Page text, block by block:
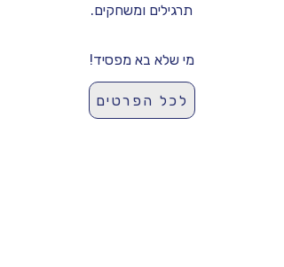
תרגילים ומשחקים.
מי שלא בא מפסיד!
לכל הפרטים